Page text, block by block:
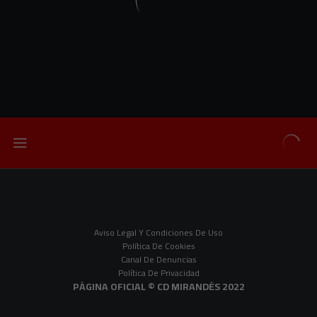
Aviso Legal Y Condiciones De Uso
Política De Cookies
Canal De Denuncias
Política De Privacidad
PÀGINA OFICIAL © CD MIRANDÉS 2022